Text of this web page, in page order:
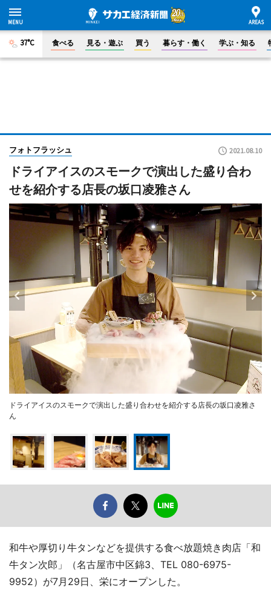
37°C 食べる 見る・遊ぶ 買う 暮らす・働く 学ぶ・知る
フォトフラッシュ 2021.08.10
ドライアイスのスモークで演出した盛り合わ
せを紹介する店長の坂口凌雅さん
ドライアイスのスモークで演出した盛り合わせを紹介する店長の坂口凌雅さ
ん
和牛や厚切り牛タンなどを提供する食べ放題焼き肉店「和
牛タン次郎」（名古屋市中区錦3、TEL 080-6975-
9952）が7月29日、栄にオープンした。